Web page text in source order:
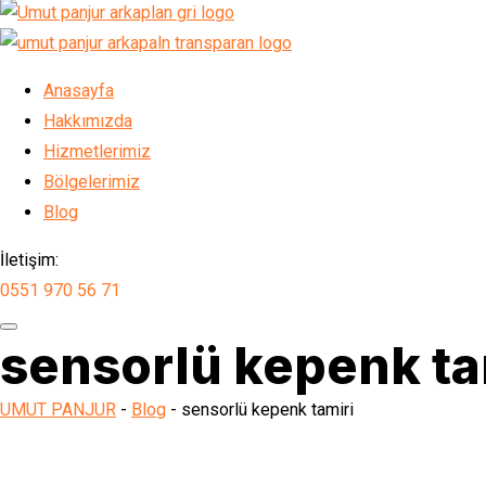
Anasayfa
Hakkımızda
Hizmetlerimiz
Bölgelerimiz
Blog
İletişim:
0551 970 56 71
sensorlü kepenk
UMUT PANJUR - Blog - sensorlü kepenk tamiri